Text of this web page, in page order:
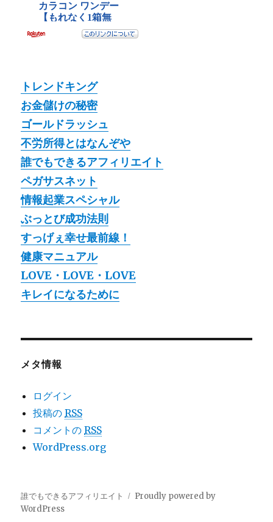
トレンドキング
お金儲けの秘密
ゴールドラッシュ
不労所得とはなんぞや
誰でもできるアフィリエイト
ペガサスネット
情報起業スペシャル
ぶっとび成功法則
すっげぇ幸せ最前線！
健康マニュアル
LOVE・LOVE・LOVE
キレイになるために
メタ情報
ログイン
投稿のRSS
コメントのRSS
WordPress.org
誰でもできるアフィリエイト
Proudly powered by
WordPress